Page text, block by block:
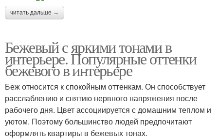
читать дальше →
Бежевый с яркими тонами в
интерьере. Популярные оттенки
бежевого в интерьере
Беж относится к спокойным оттенкам. Он способствует
расслаблению и снятию нервного напряжения после
рабочего дня. Цвет ассоциируется с домашним теплом и
уютом. Поэтому большинство людей предпочитают
оформлять квартиры в бежевых тонах.